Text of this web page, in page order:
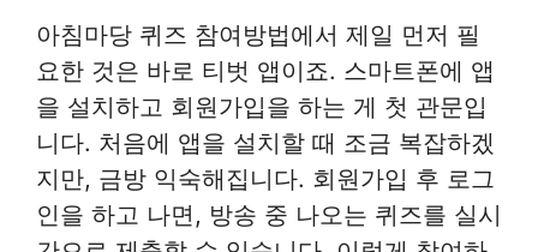
아침마당 퀴즈 참여방법에서 제일 먼저 필
요한 것은 바로 티벗 앱이죠. 스마트폰에 앱
을 설치하고 회원가입을 하는 게 첫 관문입
니다. 처음에 앱을 설치할 때 조금 복잡하겠
지만, 금방 익숙해집니다. 회원가입 후 로그
인을 하고 나면, 방송 중 나오는 퀴즈를 실시